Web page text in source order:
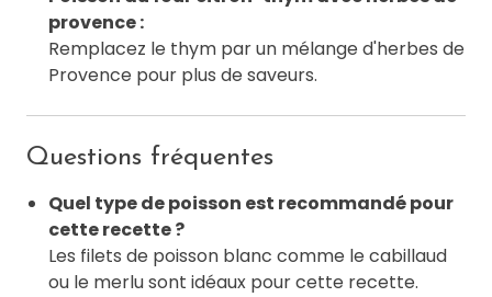
provence :
Remplacez le thym par un mélange d'herbes de
Provence pour plus de saveurs.
Questions fréquentes
Quel type de poisson est recommandé pour
cette recette ?
Les filets de poisson blanc comme le cabillaud
ou le merlu sont idéaux pour cette recette.